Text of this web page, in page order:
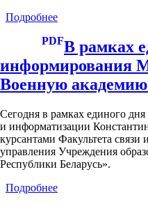
Подробнее
посетил
Центр
радиомониторинга
РУП
«БелГИЭ»
PDFВ рамках
информирования
Военную
Сегодня в рамках единого
и информатизации
курсантами Факультета
управления Учреждения
Республики Беларусь».
Подробнее